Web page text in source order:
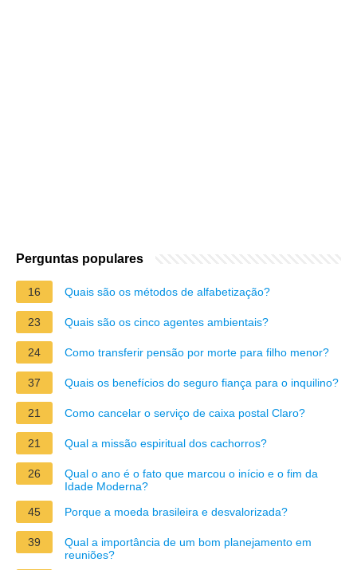
Perguntas populares
16 Quais são os métodos de alfabetização?
23 Quais são os cinco agentes ambientais?
24 Como transferir pensão por morte para filho menor?
37 Quais os benefícios do seguro fiança para o inquilino?
21 Como cancelar o serviço de caixa postal Claro?
21 Qual a missão espiritual dos cachorros?
26
Qual o ano é o fato que marcou o início e o fim da
Idade Moderna?
45
Porque a moeda brasileira e desvalorizada?
39
Qual a importância de um bom planejamento em
reuniões?